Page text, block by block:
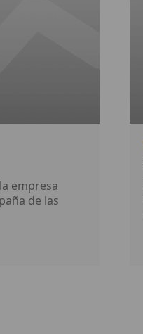
empresa
de las